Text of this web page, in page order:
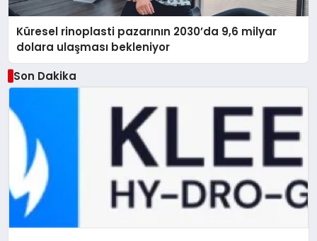
Küresel rinoplasti pazarının 2030’da 9,6 milyar
dolara ulaşması bekleniyor
Son Dakika